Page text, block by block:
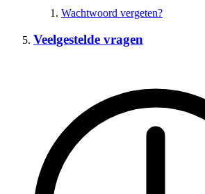
Wachtwoord vergeten?
Veelgestelde vragen